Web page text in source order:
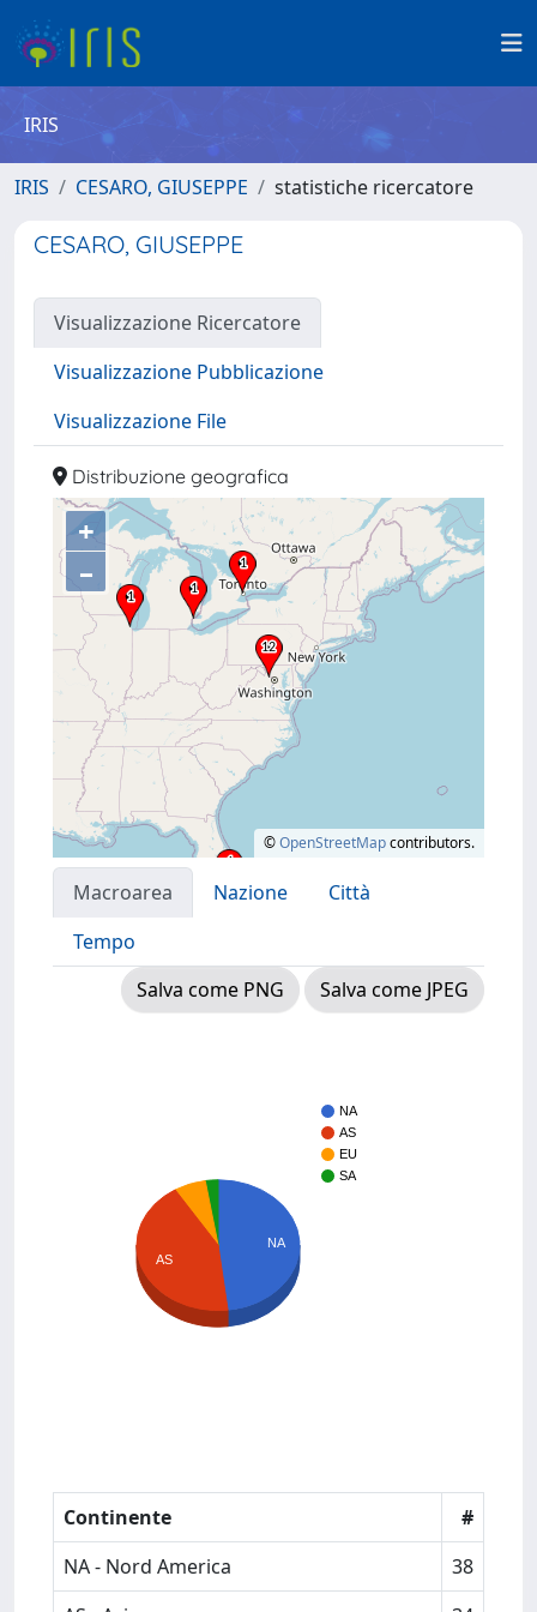
IRIS
IRIS CESARO, GIUSEPPE statistiche ricercatore
CESARO, GIUSEPPE
Visualizzazione Ricercatore
Visualizzazione Pubblicazione
Visualizzazione File
Distribuzione geografica
+
–
©OpenStreetMapcontributors.
Macroarea Nazione
Città
Tempo
Salva come PNG
Salva come JPEG
NA
AS
EU
SA
NA
AS
Continente
#
NA - Nord America
38